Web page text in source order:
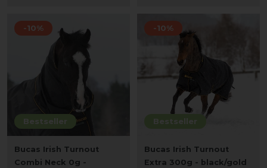
Bestseller
-10%
Bucas Irish Turnout
Combi Neck 0g -
Bestseller
-10%
Bucas Irish Turnout
Extra 300g - black/gold